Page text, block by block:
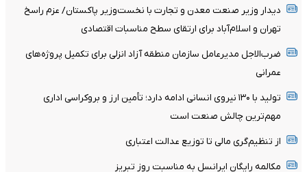
دیدار وزیر صنعت معدن و تجارت با نخست‌وزیر پاکستان/ عزم راسخ
تهران و اسلام‌آباد برای ارتقای سطح مناسبات اقتصادی
ضرب‌الاجل مدیرعامل سازمان منطقه آزاد انزلی برای تکمیل پروژه‌های
عمرانی
تولید با ۱۳۰ نیروی انسانی ادامه دارد؛ تأمین ارز و بروکراسی اداری
مهم‌ترین چالش صنعت است
از تنظیم‌گری مالی تا توزیع عدالت اعتباری
مکالمه رایگان ایرانسل به مناسبت روز تبریز